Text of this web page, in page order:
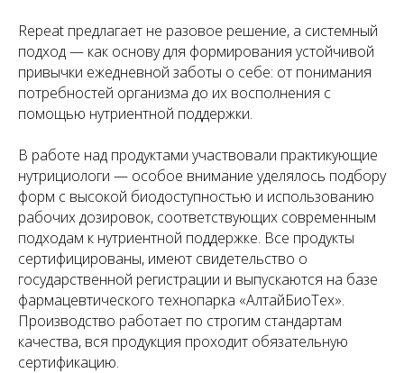
Repeat предлагает не разовое решение, а системный
подход — как основу для формирования устойчивой
привычки ежедневной заботы о себе: от понимания
потребностей организма до их восполнения с
помощью нутриентной поддержки.
В работе над продуктами участвовали практикующие
нутрициологи — особое внимание уделялось подбору
форм с высокой биодоступностью и использованию
рабочих дозировок, соответствующих современным
подходам к нутриентной поддержке. Все продукты
сертифицированы, имеют свидетельство о
государственной регистрации и выпускаются на базе
фармацевтического технопарка «АлтайБиоТех».
Производство работает по строгим стандартам
качества, вся продукция проходит обязательную
сертификацию.